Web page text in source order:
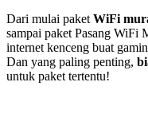
Dari mulai paketWiFi
sampai paket Pasang WiFi
internet kenceng buat
Dan yang paling penting,
untuk paket tertentu!